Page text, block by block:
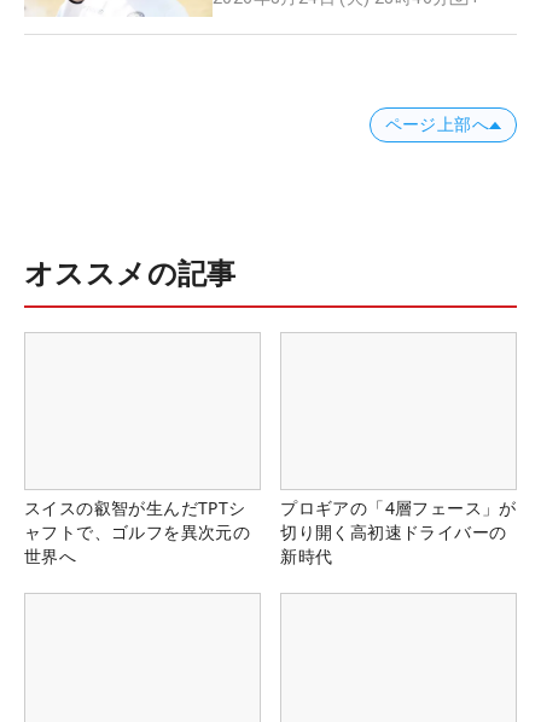
ページ上部へ
オススメの記事
スイスの叡智が生んだTPTシ
ャフトで、ゴルフを異次元の
世界へ
プロギアの「4層フェース」が
切り開く高初速ドライバーの
新時代